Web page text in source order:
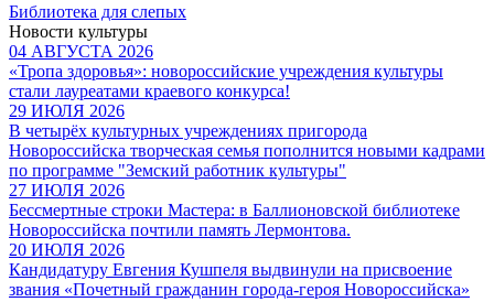
Библиотека для слепых
Новости культуры
04 АВГУСТА 2026
«Тропа здоровья»: новороссийские учреждения культуры
стали лауреатами краевого конкурса!
29 ИЮЛЯ 2026
В четырёх культурных учреждениях пригорода
Новороссийска творческая семья пополнится новыми кадрами
по программе "Земский работник культуры"
27 ИЮЛЯ 2026
Бессмертные строки Мастера: в Баллионовской библиотеке
Новороссийска почтили память Лермонтова.
20 ИЮЛЯ 2026
Кандидатуру Евгения Кушпеля выдвинули на присвоение
звания «Почетный гражданин города-героя Новороссийска»